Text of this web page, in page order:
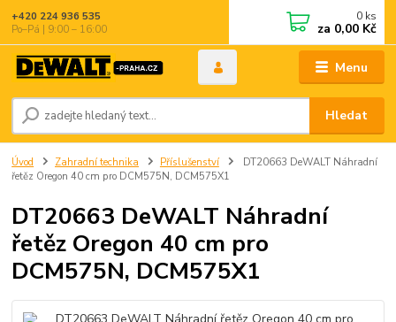
Menu
Hledat
+420 224 936 535
Po–Pá | 9:00 – 16:00
0 ks
za 0,00 Kč
Úvod Zahradní technika Příslušenství
DT20663 DeWALT Náhradní
řetěz Oregon 40 cm pro DCM575N, DCM575X1
DT20663 DeWALT Náhradní
řetěz Oregon 40 cm pro
DCM575N, DCM575X1